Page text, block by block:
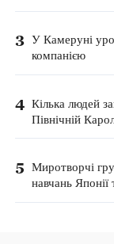
3 У Камеруні
компанією
4 Кілька людей
Північній
5 Миротворчі
навчань